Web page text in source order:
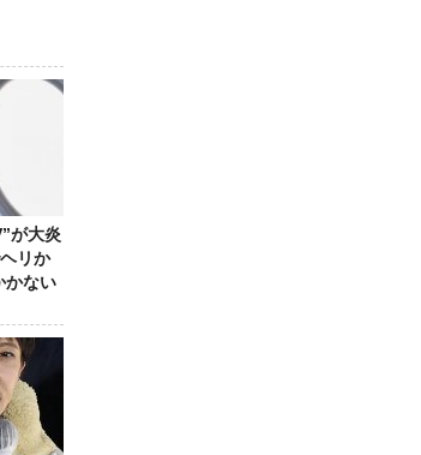
が大炎
リか
かない